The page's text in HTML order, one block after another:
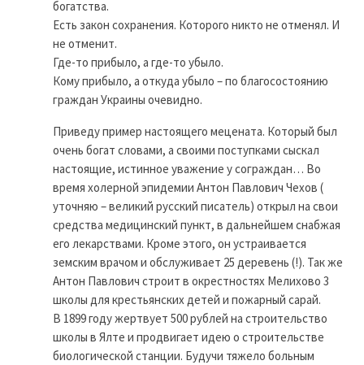
богатства.
Есть закон сохранения. Которого никто не отменял. И
не отменит.
Где-то прибыло, а где-то убыло.
Кому прибыло, а откуда убыло – по благосостоянию
граждан Украины очевидно.
Приведу пример настоящего мецената. Который был
очень богат словами, а своими поступками сыскал
настоящие, истинное уважение у сограждан… Во
время холерной эпидемии Антон Павлович Чехов (
уточняю – великий русский писатель) открыл на свои
средства медицинский пункт, в дальнейшем снабжая
его лекарствами. Кроме этого, он устраивается
земским врачом и обслуживает 25 деревень (!). Так же
Антон Павлович строит в окрестностях Мелихово 3
школы для крестьянских детей и пожарный сарай.
В 1899 году жертвует 500 рублей на строительство
школы в Ялте и продвигает идею о строительстве
биологической станции. Будучи тяжело больным